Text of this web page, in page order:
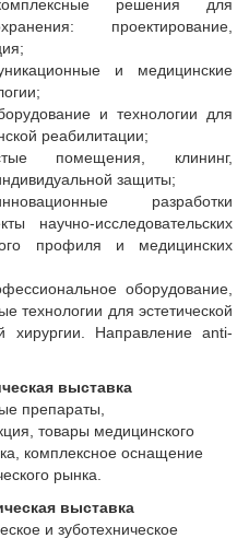
решения для
проектирование,
и медицинские
и технологии для
реабилитации;
помещения, клининг,
защиты;
разработки
научно-исследовательских
профиля и медицинских
оборудование,
технологии для эстетической
хирургии. Направление anti-
выставка
препараты,
товары медицинского
комплексное оснащение
рынка.
выставка
и зуботехническое